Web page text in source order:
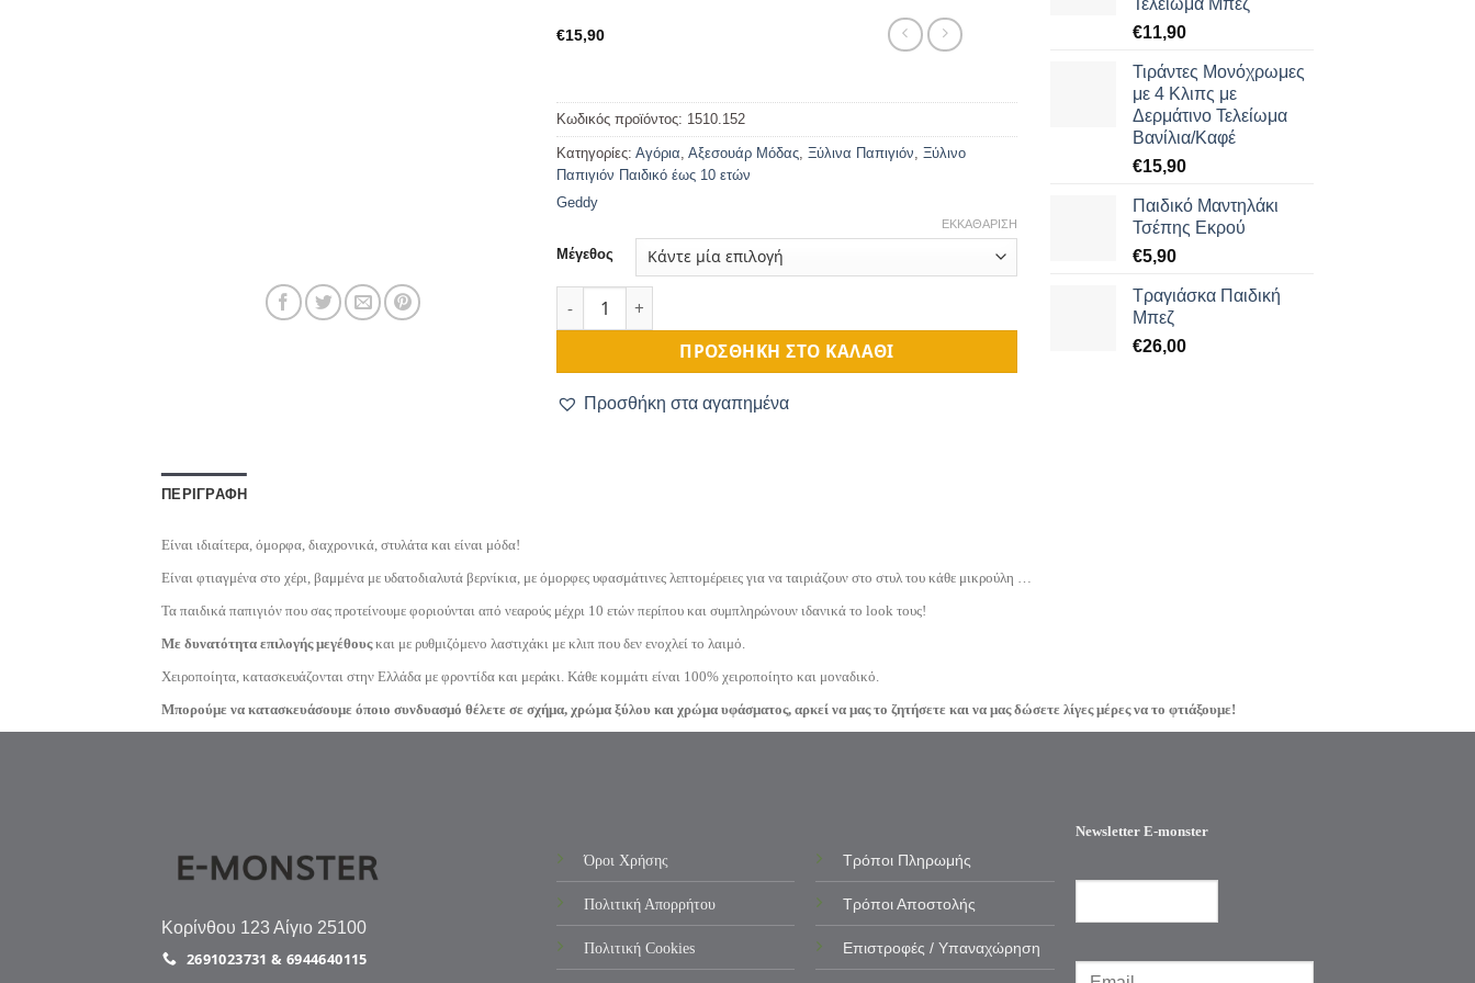
€15,90
Κωδικός προϊόντος: 1510.152
Κατηγορίες: Αγόρια, Αξεσουάρ Μόδας, Ξύλινα Παπιγιόν, Ξύλινο
Παπιγιόν Παιδικό έως 10 ετών
Geddy
Μέγεθος
ΕΚΚΑΘΆΡΙΣΗ
ΠΡΟΣΘΉΚΗ ΣΤΟ ΚΑΛΆΘΙ
Προσθήκη στα αγαπημένα
€11,90
Τιράντες Μονόχρωμες
με 4 Κλιπς με
Δερμάτινο Τελείωμα
Βανίλια/Καφέ
€15,90
Παιδικό Μαντηλάκι
Τσέπης Εκρού
€5,90
Τραγιάσκα Παιδική
Μπεζ
€26,00
ΠΕΡΙΓΡΑΦΉ
Είναι ιδιαίτερα, όμορφα, διαχρονικά, στυλάτα και είναι μόδα!
Είναι φτιαγμένα στο χέρι, βαμμένα με υδατοδιαλυτά βερνίκια, με όμορφες υφασμάτινες λεπτομέρειες για να ταιριάζουν στο στυλ του κάθε μικρούλη …
Τα παιδικά παπιγιόν που σας προτείνουμε φοριούνται από νεαρούς μέχρι 10 ετών περίπου και συμπληρώνουν ιδανικά το look τους!
Με δυνατότητα επιλογής μεγέθουςκαι με ρυθμιζόμενο λαστιχάκι με κλιπ που δεν ενοχλεί το λαιμό.
Χειροποίητα, κατασκευάζονται στην Ελλάδα με φροντίδα και μεράκι. Κάθε κομμάτι είναι 100% χειροποίητο και μοναδικό.
Μπορούμε να κατασκευάσουμε όποιο συνδυασμό θέλετε σε σχήμα, χρώμα ξύλου και χρώμα υφάσματος, αρκεί να μας το ζητήσετε και να μας δώσετε λίγες μέρες να το φτιάξουμε!
Κορίνθου 123 Αίγιο 25100
2691023731 & 6944640115
Όροι Χρήσης
Πολιτική Απορρήτου
Πολιτική Cookies
Τρόποι Πληρωμής
Τρόποι Αποστολής
Επιστροφές / Υπαναχώρηση
Newsletter E-monster